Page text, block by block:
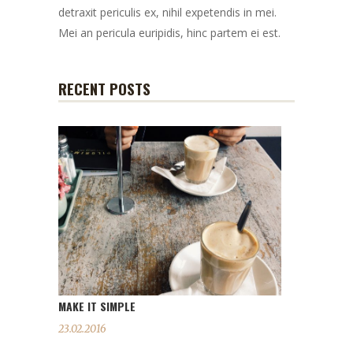
detraxit periculis ex, nihil expetendis in mei.
Mei an pericula euripidis, hinc partem ei est.
RECENT POSTS
MAKE IT SIMPLE
23.02.2016